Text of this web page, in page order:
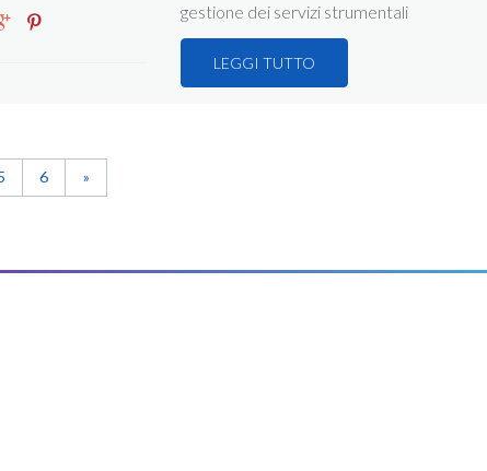
gestione dei servizi strumentali
LEGGI TUTTO
6 »